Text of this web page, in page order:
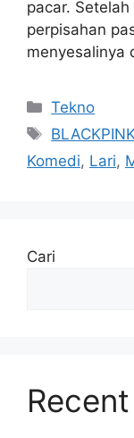
pacar.
perpisahan
menyesalinya
Kategori
Tekno
Tag
Komedi, Lari,
Cari